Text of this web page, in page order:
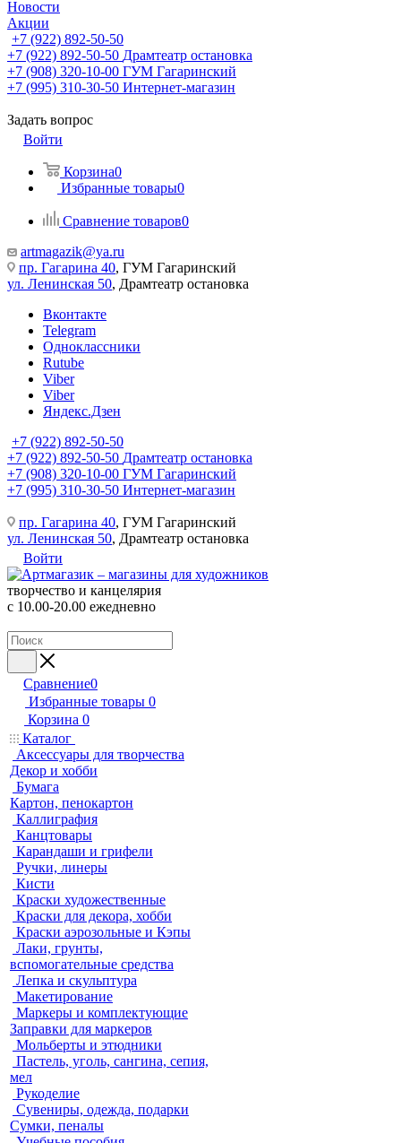
Новости
Акции
+7 (922) 892-50-50
+7 (922) 892-50-50 Драмтеатр остановка
+7 (908) 320-10-00 ГУМ Гагаринский
+7 (995) 310-30-50 Интернет-магазин
Задать вопрос
Войти
Корзина0
Избранные товары0
Сравнение товаров0
artmagazik@ya.ru
пр. Гагарина 40, ГУМ Гагаринский
ул. Ленинская 50, Драмтеатр остановка
Вконтакте
Telegram
Одноклассники
Rutube
Viber
Viber
Яндекс.Дзен
+7 (922) 892-50-50
+7 (922) 892-50-50 Драмтеатр остановка
+7 (908) 320-10-00 ГУМ Гагаринский
+7 (995) 310-30-50 Интернет-магазин
пр. Гагарина 40, ГУМ Гагаринский
ул. Ленинская 50, Драмтеатр остановка
Войти
творчество и канцелярия
с 10.00-20.00 ежедневно
Сравнение0
Избранные товары 0
Корзина 0
Каталог
Аксессуары для творчества
Декор и хобби
Бумага
Картон, пенокартон
Каллиграфия
Канцтовары
Карандаши и грифели
Ручки, линеры
Кисти
Краски художественные
Краски для декора, хобби
Краски аэрозольные и Кэпы
Лаки, грунты,
вспомогательные средства
Лепка и скульптура
Макетирование
Маркеры и комплектующие
Заправки для маркеров
Мольберты и этюдники
Пастель, уголь, сангина, сепия,
мел
Рукоделие
Сувениры, одежда, подарки
Сумки, пеналы